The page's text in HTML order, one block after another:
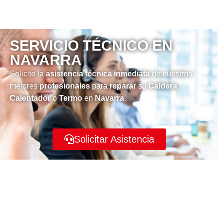
SERVICIO TÉCNICO EN
NAVARRA
Solicite laasistencia técnica inmediatade nuestros
mejoresprofesionalespararepararsu Caldera,
CalentadoroTermo en Navarra.
Solicitar Asistencia